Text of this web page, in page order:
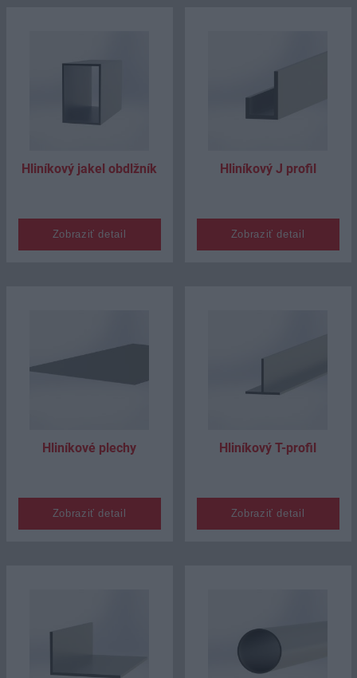
Hliníkový jakel obdĺžník
Zobraziť detail
Hliníkový J profil
Zobraziť detail
Hliníkové plechy
Zobraziť detail
Hliníkový T-profil
Zobraziť detail